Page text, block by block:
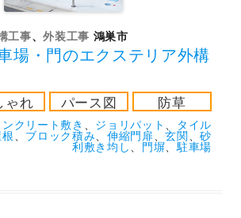
工事、外装工事 鴻巣市
場・門のエクステリア外構
ゃれ パース図 防草
ンクリート敷き ジョリパット
タイル
ブロック積み 伸縮門扉 、玄関 、砂
利敷き均し
門塀 駐車場